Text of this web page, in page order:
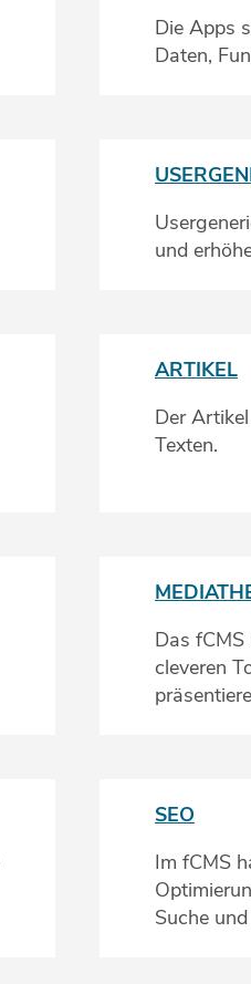
Die Apps
Daten,
und
ARTIKEL
Der
Texten.
Das
cleveren
SEO
Im fCMS
Suche